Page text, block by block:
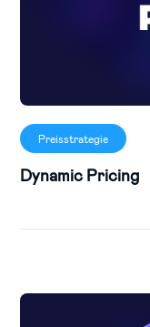
Preisstrategie
Dynamic Pricing